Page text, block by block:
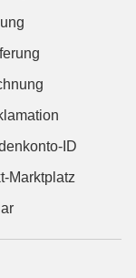
ID
Marktplatz